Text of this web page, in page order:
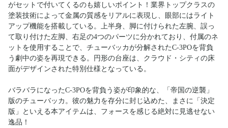
がセットで付いてくるのも嬉しいポイント！業界トップクラスの
塗装技術によって金属の質感をリアルに表現し、眼部にはライト
アップ機能を搭載している。上半身、脚に付けられた左腕、誤っ
て取り付けた左脚、右足の4つのパーツに分かれており、付属のネ
ットを使用することで、チューバッカが分解されたC-3POを背負
う劇中の姿を再現できる。円形の台座は、クラウド・シティの床
面がデザインされた特別仕様となっている。
バラバラになったC-3POを背負う姿が印象的な、「帝国の逆襲」
版のチューバッカ。彼の魅力を存分に封じ込めた、まさに「決定
版」といえる本アイテムは、フォースを感じる絶対に見逃せない
逸品！